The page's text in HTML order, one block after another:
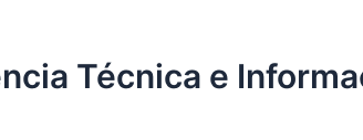
Técnica e